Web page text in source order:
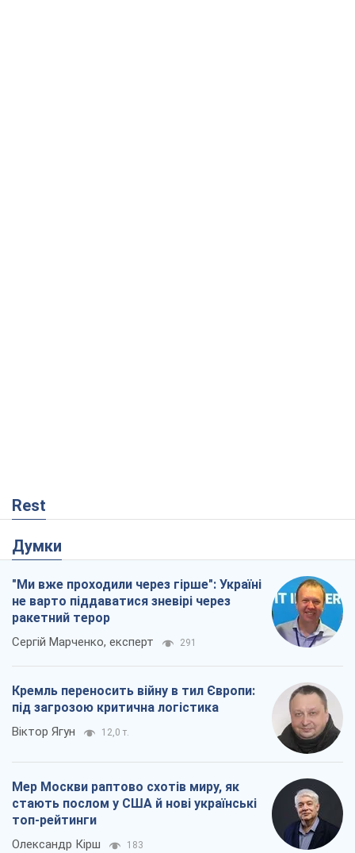
Rest
Думки
"Ми вже проходили через гірше": Україні
не варто піддаватися зневірі через
ракетний терор
Сергій Марченко, експерт 291
Кремль переносить війну в тил Європи:
під загрозою критична логістика
Віктор Ягун 12,0 т.
Мер Москви раптово схотів миру, як
стають послом у США й нові українські
топ-рейтинги
Олександр Кірш 183